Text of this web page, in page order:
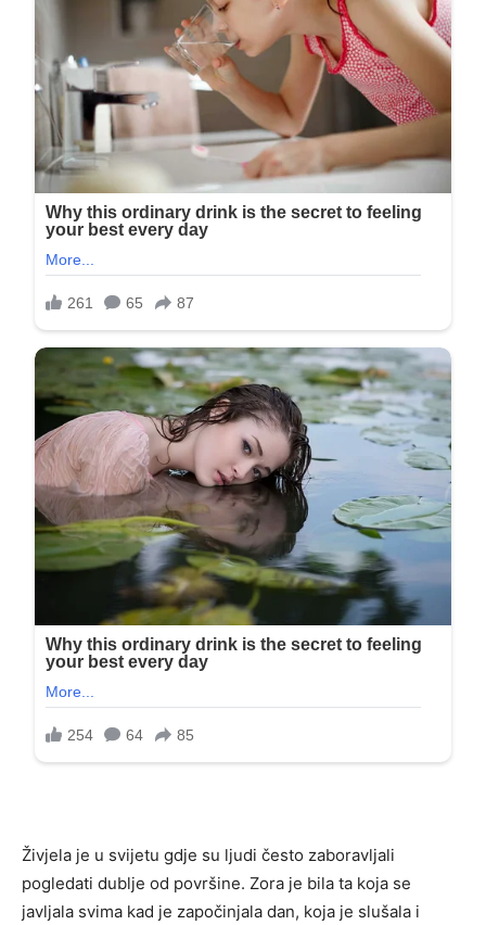
Živjela je u svijetu gdje su ljudi često zaboravljali
pogledati dublje od površine. Zora je bila ta koja se
javljala svima kad je započinjala dan, koja je slušala i